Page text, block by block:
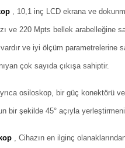
, 10,1 inç LCD ekrana ve
ve 220 Mpts bellek arabelleğine
ve iyi ölçüm
çok sayıda çıkışa sahiptir.
osiloskop, bir güç konektörü
bir şekilde 45° açıyla
, Cihazın en ilginç